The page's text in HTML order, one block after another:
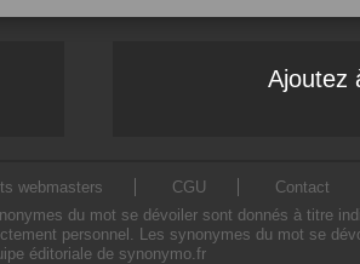
Ajoutez
webmasters CGU Contact
du mot se dévoiler sont donnés à titre
personnel. Les synonymes du mot se
éditoriale de synonymo.fr